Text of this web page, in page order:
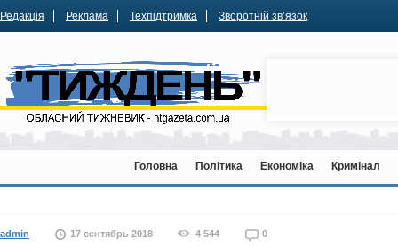
Редакція Реклама Техпідтримка Зворотній зв’язок
Головна Політика Економіка Кримінал
admin 17 сентябрь 2018 4 544 0